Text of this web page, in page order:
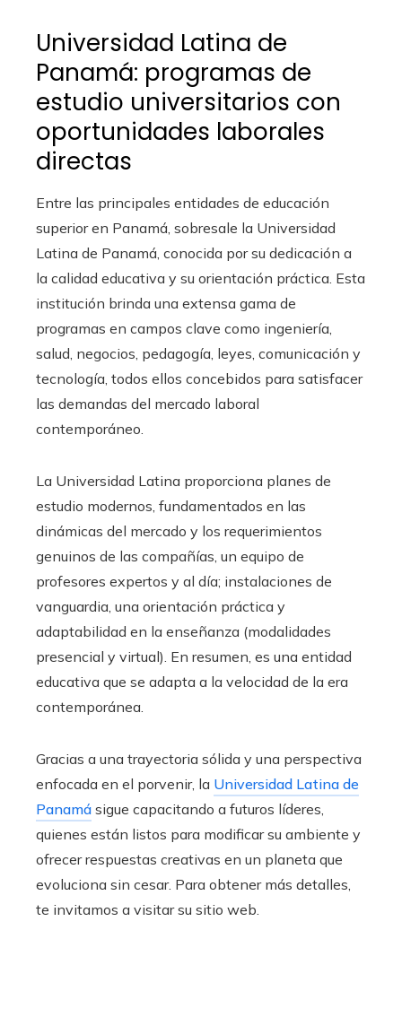
Universidad Latina de
Panamá: programas de
estudio universitarios con
oportunidades laborales
directas
Entre las principales entidades de educación
superior en Panamá, sobresale la Universidad
Latina de Panamá, conocida por su dedicación a
la calidad educativa y su orientación práctica. Esta
institución brinda una extensa gama de
programas en campos clave como ingeniería,
salud, negocios, pedagogía, leyes, comunicación y
tecnología, todos ellos concebidos para satisfacer
las demandas del mercado laboral
contemporáneo.
La Universidad Latina proporciona planes de
estudio modernos, fundamentados en las
dinámicas del mercado y los requerimientos
genuinos de las compañías, un equipo de
profesores expertos y al día; instalaciones de
vanguardia, una orientación práctica y
adaptabilidad en la enseñanza (modalidades
presencial y virtual). En resumen, es una entidad
educativa que se adapta a la velocidad de la era
contemporánea.
Gracias a una trayectoria sólida y una perspectiva
enfocada en el porvenir, la Universidad Latina de
Panamá sigue capacitando a futuros líderes,
quienes están listos para modificar su ambiente y
ofrecer respuestas creativas en un planeta que
evoluciona sin cesar. Para obtener más detalles,
te invitamos a visitar su sitio web.